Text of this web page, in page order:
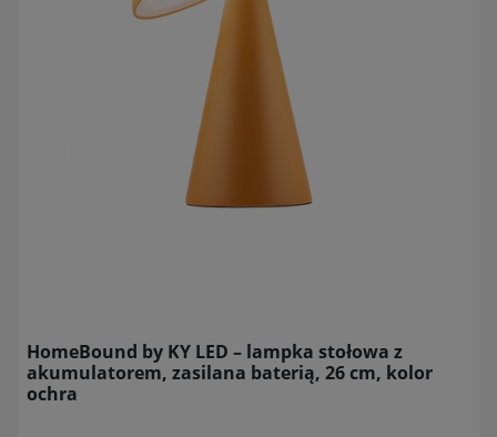
HomeBound by KY LED – lampka stołowa z
akumulatorem, zasilana baterią, 26 cm, kolor
ochra